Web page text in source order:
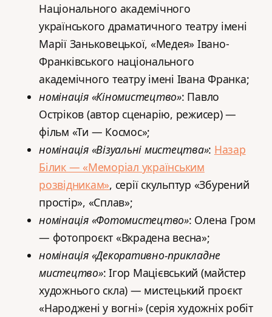
Національного академічного
українського драматичного театру імені
Марії Заньковецької, «Медея» Івано-
Франківського національного
академічного театру імені Івана Франка;
номінація «Кіномистецтво»: Павло
Остріков (автор сценарію, режисер) —
фільм «Ти — Космос»;
номінація «Візуальні мистецтва»: Назар
Білик — «Меморіал українським
розвідникам», серії скульптур «Збурений
простір», «Сплав»;
номінація «Фотомистецтво»: Олена Гром
— фотопроєкт «Вкрадена весна»;
номінація «Декоративно-прикладне
мистецтво»: Ігор Мацієвський (майстер
художнього скла) — мистецький проєкт
«Народжені у вогні» (серія художніх робіт